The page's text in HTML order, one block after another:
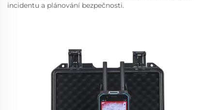
incidentu a plánování bezpečnosti.